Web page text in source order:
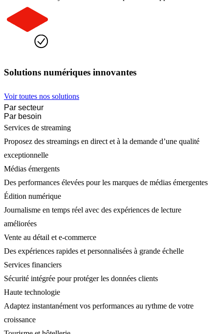
Solutions numériques innovantes
Voir toutes nos solutions
Par secteur
Par besoin
Services de streaming
Proposez des streamings en direct et à la demande d’une qualité
exceptionnelle
Médias émergents
Des performances élevées pour les marques de médias émergentes
Édition numérique
Journalisme en temps réel avec des expériences de lecture
améliorées
Vente au détail et e-commerce
Des expériences rapides et personnalisées à grande échelle
Services financiers
Sécurité intégrée pour protéger les données clients
Haute technologie
Adaptez instantanément vos performances au rythme de votre
croissance